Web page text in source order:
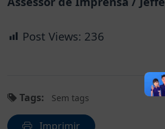
Post Views: 236
Tags: Sem tags
Imprimir